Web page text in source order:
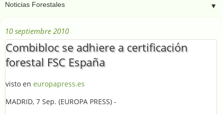
▼
10 septiembre 2010
Combibloc se adhiere a certificación
forestal FSC España
visto en europapress.es
MADRID, 7 Sep. (EUROPA PRESS) -